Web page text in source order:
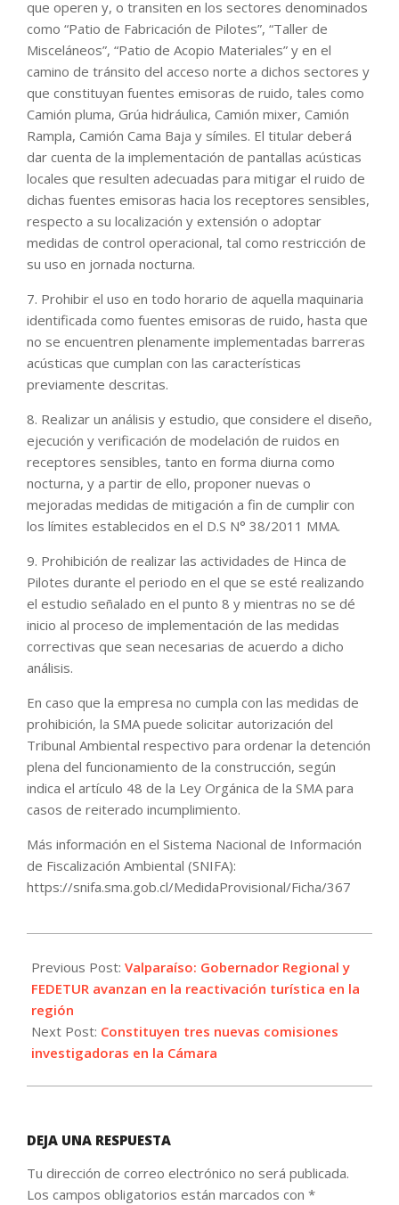
que operen y, o transiten en los sectores denominados
como “Patio de Fabricación de Pilotes”, “Taller de
Misceláneos”, “Patio de Acopio Materiales” y en el
camino de tránsito del acceso norte a dichos sectores y
que constituyan fuentes emisoras de ruido, tales como
Camión pluma, Grúa hidráulica, Camión mixer, Camión
Rampla, Camión Cama Baja y símiles. El titular deberá
dar cuenta de la implementación de pantallas acústicas
locales que resulten adecuadas para mitigar el ruido de
dichas fuentes emisoras hacia los receptores sensibles,
respecto a su localización y extensión o adoptar
medidas de control operacional, tal como restricción de
su uso en jornada nocturna.
7. Prohibir el uso en todo horario de aquella maquinaria
identificada como fuentes emisoras de ruido, hasta que
no se encuentren plenamente implementadas barreras
acústicas que cumplan con las características
previamente descritas.
8. Realizar un análisis y estudio, que considere el diseño,
ejecución y verificación de modelación de ruidos en
receptores sensibles, tanto en forma diurna como
nocturna, y a partir de ello, proponer nuevas o
mejoradas medidas de mitigación a fin de cumplir con
los límites establecidos en el D.S N° 38/2011 MMA.
9. Prohibición de realizar las actividades de Hinca de
Pilotes durante el periodo en el que se esté realizando
el estudio señalado en el punto 8 y mientras no se dé
inicio al proceso de implementación de las medidas
correctivas que sean necesarias de acuerdo a dicho
análisis.
En caso que la empresa no cumpla con las medidas de
prohibición, la SMA puede solicitar autorización del
Tribunal Ambiental respectivo para ordenar la detención
plena del funcionamiento de la construcción, según
indica el artículo 48 de la Ley Orgánica de la SMA para
casos de reiterado incumplimiento.
Más información en el Sistema Nacional de Información
de Fiscalización Ambiental (SNIFA):
https://snifa.sma.gob.cl/MedidaProvisional/Ficha/367
08-
02
Previous Post: Valparaíso: Gobernador Regional y
FEDETUR avanzan en la reactivación turística en la
región
Next Post: Constituyen tres nuevas comisiones
investigadoras en la Cámara
DEJA UNA RESPUESTA
Tu dirección de correo electrónico no será publicada.
Los campos obligatorios están marcados con *